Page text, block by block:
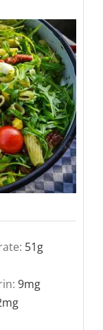
51g
9mg
mg